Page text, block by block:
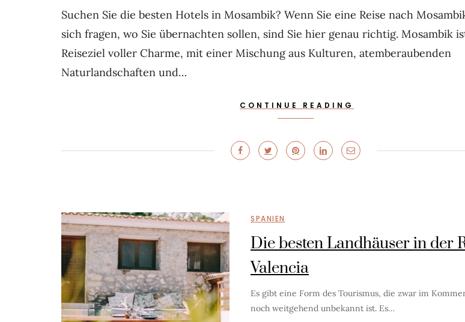
Suchen Sie die besten Hotels in Mosambik? Wenn Sie eine Reise nach
sich fragen, wo Sie übernachten sollen, sind Sie hier genau richtig. Mosambik
Reiseziel voller Charme, mit einer Mischung aus Kulturen, atemberaubenden
Naturlandschaften und…
CONTINUE READING
SPANIEN
Die besten Landhäuser in der
Valencia
Es gibt eine Form des Tourismus, die zwar im
noch weitgehend unbekannt ist. Es…